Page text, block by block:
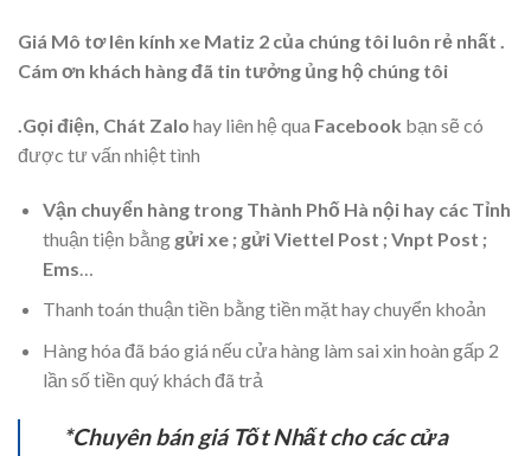
Giá Mô tơ lên kính xe Matiz 2 của chúng tôi luôn rẻ nhất .
Cám ơn khách hàng đã tin tưởng ủng hộ chúng tôi
.Gọi điện, Chát Zalo hay liên hệ qua Facebook bạn sẽ có
được tư vấn nhiệt tình
Vận chuyển hàng trong Thành Phố Hà nội hay các Tỉnh
thuận tiện bằnggửi xe ; gửi Viettel Post ; Vnpt Post ;
Ems
Thanh toán thuận tiền bằng tiền mặt hay chuyển khoản
Hàng hóa đã báo giá nếu cửa hàng làm sai xin hoàn gấp 2
lần số tiền quý khách đã trả
*Chuyên bán giá Tốt Nhất cho các cửa